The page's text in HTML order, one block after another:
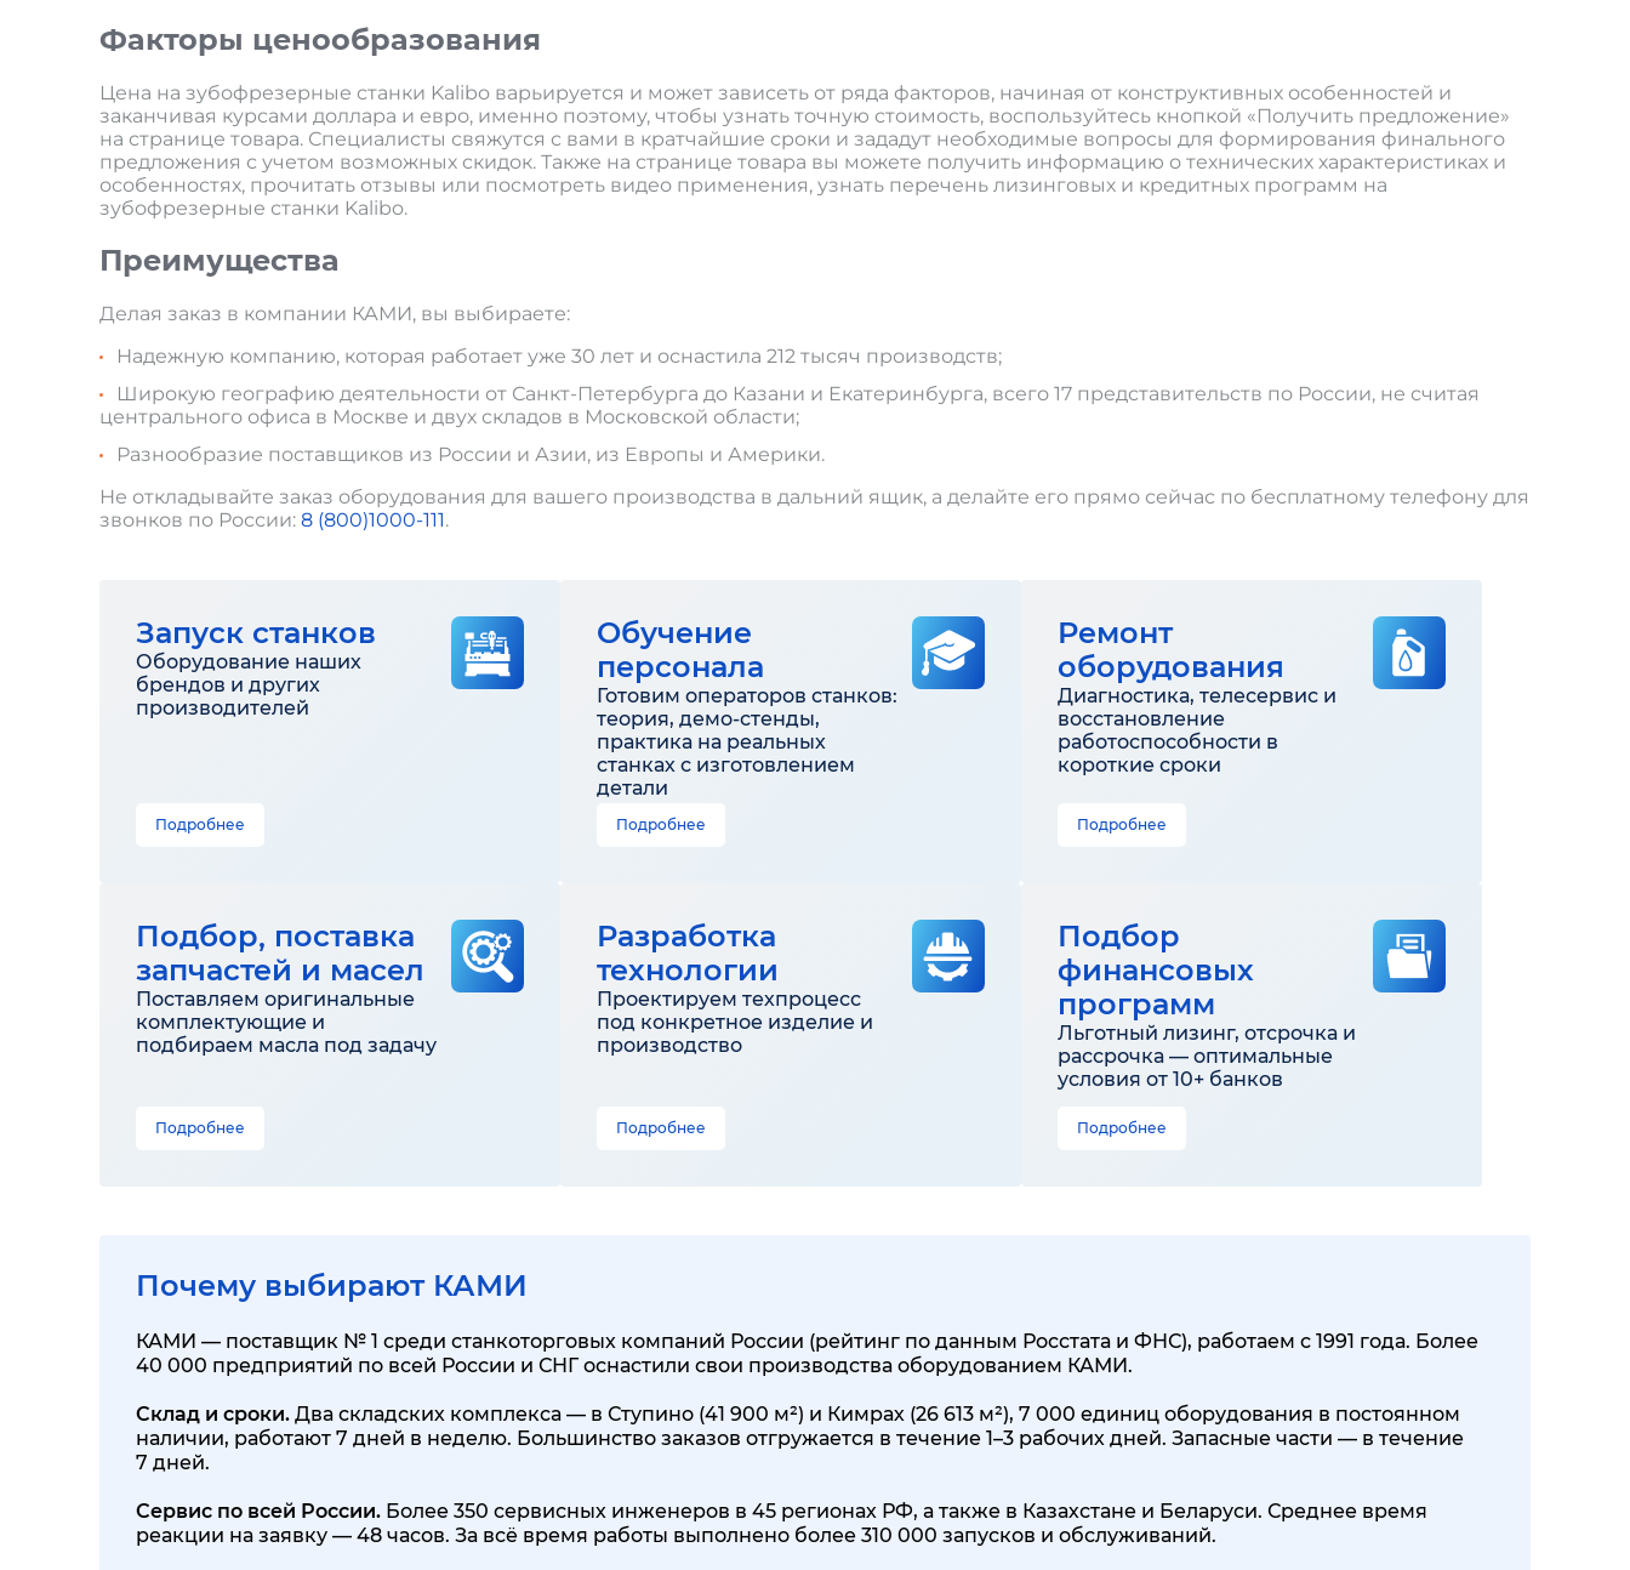
Факторы ценообразования
Цена на зубофрезерные станки Kalibo варьируется и может зависеть от ряда факторов, начиная от конструктивных особенностей и
заканчивая курсами доллара и евро, именно поэтому, чтобы узнать точную стоимость, воспользуйтесь кнопкой «Получить предложение»
на странице товара. Специалисты свяжутся с вами в кратчайшие сроки и зададут необходимые вопросы для формирования финального
предложения с учетом возможных скидок. Также на странице товара вы можете получить информацию о технических характеристиках и
особенностях, прочитать отзывы или посмотреть видео применения, узнать перечень лизинговых и кредитных программ на
зубофрезерные станки Kalibo.
Преимущества
Делая заказ в компании КАМИ, вы выбираете:
Надежную компанию, которая работает уже 30 лет и оснастила 212 тысяч производств;
Широкую географию деятельности от Санкт-Петербурга до Казани и Екатеринбурга, всего 17 представительств по России, не считая
центрального офиса в Москве и двух складов в Московской области;
Разнообразие поставщиков из России и Азии, из Европы и Америки.
Не откладывайте заказ оборудования для вашего производства в дальний ящик, а делайте его прямо сейчас по бесплатному телефону для
звонков по России: 8 (800)1000-111.
Запуск станков
Оборудование наших
брендов и других
производителей
Подробнее
Обучение
персонала
Готовим операторов станков:
теория, демо-стенды,
практика на реальных
станках с изготовлением
детали
Подробнее
Ремонт
оборудования
Диагностика, телесервис и
восстановление
работоспособности в
короткие сроки
Подробнее
Подбор, поставка
запчастей и масел
Поставляем оригинальные
комплектующие и
подбираем масла под задачу
Подробнее
Разработка
технологии
Проектируем техпроцесс
под конкретное изделие и
производство
Подробнее
Подбор
финансовых
программ
Льготный лизинг, отсрочка и
рассрочка — оптимальные
условия от 10+ банков
Подробнее
Почему выбирают КАМИ
КАМИ — поставщик № 1 среди станкоторговых компаний России (рейтинг по данным Росстата и ФНС), работаем с 1991 года. Более
40 000 предприятий по всей России и СНГ оснастили свои производства оборудованием КАМИ.
Склад и сроки. Два складских комплекса — в Ступино (41 900 м²) и Кимрах (26 613 м²), 7 000 единиц оборудования в постоянном
наличии, работают 7 дней в неделю. Большинство заказов отгружается в течение 1–3 рабочих дней. Запасные части — в течение
7 дней.
Сервис по всей России. Более 350 сервисных инженеров в 45 регионах РФ, а также в Казахстане и Беларуси. Среднее время
реакции на заявку — 48 часов. За всё время работы выполнено более 310 000 запусков и обслуживаний.